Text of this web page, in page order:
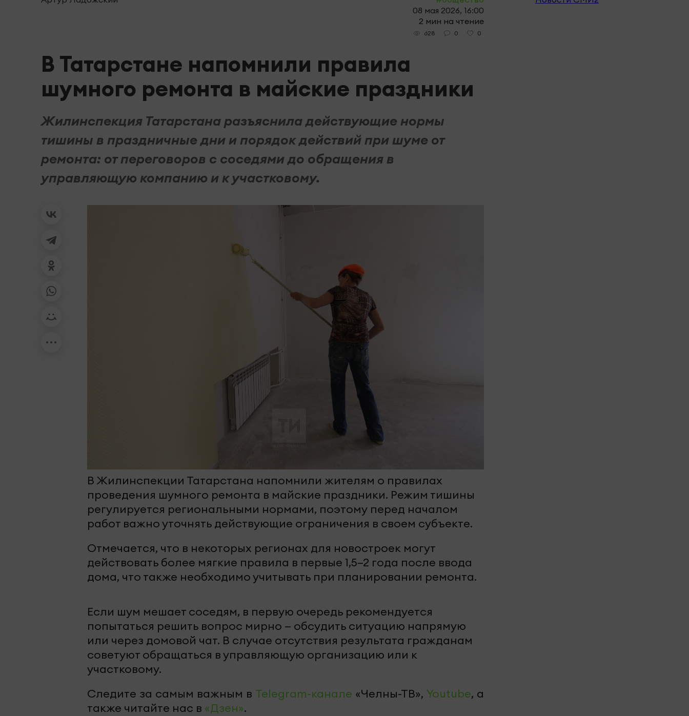
08 мая 2026, 16:00
2 мин на чтение
628 0 0
В Татарстане напомнили правила
шумного ремонта в майские праздники
Жилинспекция Татарстана разъяснила действующие нормы
тишины в праздничные дни и порядок действий при шуме от
ремонта: от переговоров с соседями до обращения в
управляющую компанию и к участковому.
В Жилинспекции Татарстана напомнили жителям о правилах
проведения шумного ремонта в майские праздники. Режим тишины
регулируется региональными нормами, поэтому перед началом
работ важно уточнять действующие ограничения в своем субъекте.
Отмечается, что в некоторых регионах для новостроек могут
действовать более мягкие правила в первые 1,5–2 года после ввода
дома, что также необходимо учитывать при планировании ремонта.
Если шум мешает соседям, в первую очередь рекомендуется
попытаться решить вопрос мирно — обсудить ситуацию напрямую
или через домовой чат. В случае отсутствия результата гражданам
советуют обращаться в управляющую организацию или к
участковому.
Следите за самым важным в Telegram-канале «Челны-ТВ», Youtube, а
также читайте нас в «Дзен».